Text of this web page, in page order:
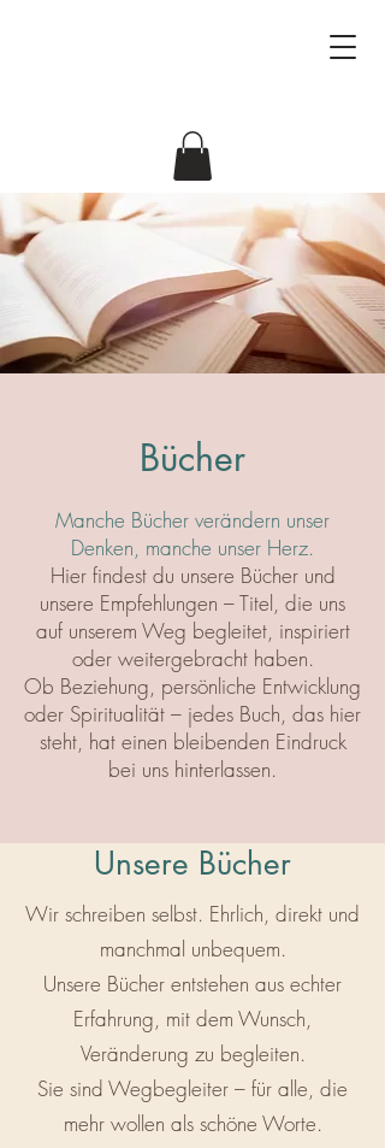
Bücher
Manche Bücher verändern unser
Denken, manche unser Herz.
Hier findest du unsere Bücher und
unsere Empfehlungen – Titel, die uns
auf unserem Weg begleitet, inspiriert
oder weitergebracht haben.
Ob Beziehung, persönliche Entwicklung
oder Spiritualität – jedes Buch, das hier
steht, hat einen bleibenden Eindruck
bei uns hinterlassen.
Unsere Bücher
Wir schreiben selbst. Ehrlich, direkt und
manchmal unbequem.
Unsere Bücher entstehen aus echter
Erfahrung, mit dem Wunsch,
Veränderung zu begleiten.
Sie sind Wegbegleiter – für alle, die
mehr wollen als schöne Worte.